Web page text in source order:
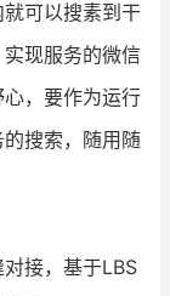
可以搜素到干
现服务的微信
，要作为运行
搜索，随用随
接，基于LBS